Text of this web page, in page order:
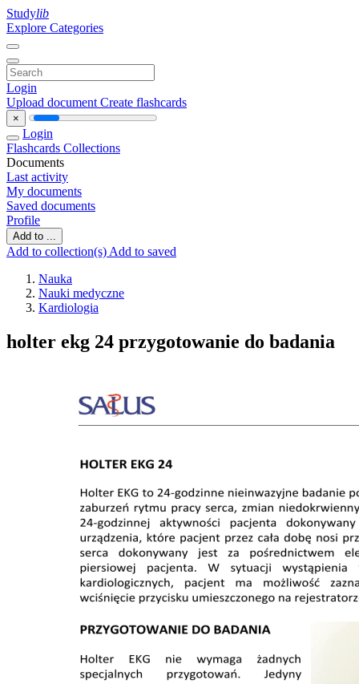
Studylib
Explore Categories
Login
Upload document Create flashcards
×
Login
Flashcards Collections
Documents
Last activity
My documents
Saved documents
Profile
Add to ...
Add to collection(s) Add to saved
Nauka
Nauki medyczne
Kardiologia
holter ekg 24 przygotowanie do badania